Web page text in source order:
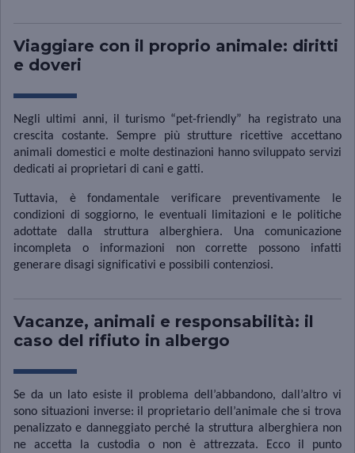
Viaggiare con il proprio animale: diritti
e doveri
Negli ultimi anni, il turismo “pet-friendly” ha registrato una
crescita costante. Sempre più strutture ricettive accettano
animali domestici e molte destinazioni hanno sviluppato servizi
dedicati ai proprietari di cani e gatti.
Tuttavia, è fondamentale verificare preventivamente le
condizioni di soggiorno, le eventuali limitazioni e le politiche
adottate dalla struttura alberghiera. Una comunicazione
incompleta o informazioni non corrette possono infatti
generare disagi significativi e possibili contenziosi.
Vacanze, animali e responsabilità: il
caso del rifiuto in albergo
Se da un lato esiste il problema dell’abbandono, dall’altro vi
sono situazioni inverse: il proprietario dell’animale che si trova
penalizzato e danneggiato perché la struttura alberghiera non
ne accetta la custodia o non è attrezzata. Ecco il punto